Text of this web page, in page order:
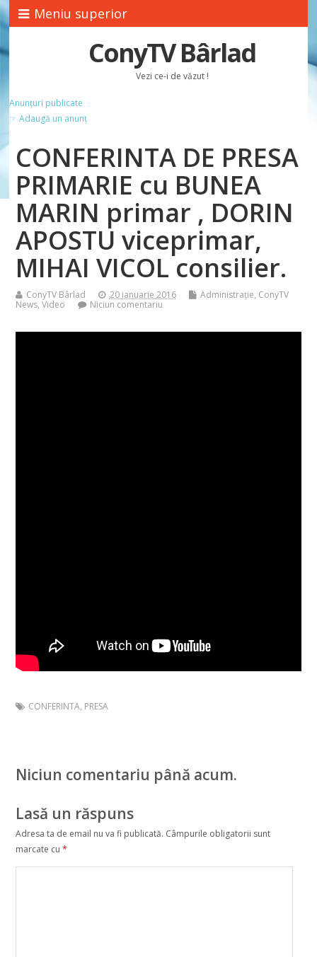
Meniu superior
ConyTV Bârlad
Vezi ce-i de văzut !
Anunțuri publicate
☞ Adaugă un anunț
CONFERINTA DE PRESA
PRIMARIE cu BUNEA
MARIN primar , DORIN
APOSTU viceprimar,
MIHAI VICOL consilier.
ConyTV Bârlad 20 ianuarie 2016 Administrație, ConyTV
News, Video Niciun comentariu
CONFERINTA, PRESA
Niciun comentariu până acum.
Lasă un răspuns
Adresa ta de email nu va fi publicată. Câmpurile obligatorii sunt
marcate cu *